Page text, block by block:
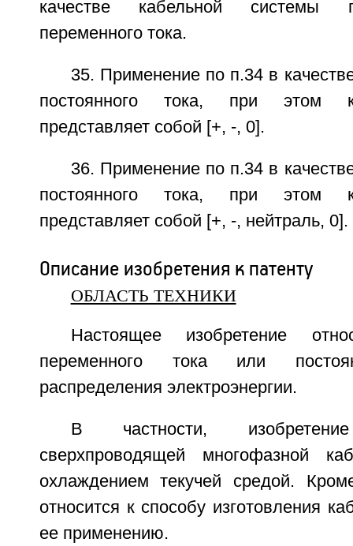
качестве кабельной системы
переменного тока.
35. Применение по п.34 в
постоянного тока, при этом
представляет собой [+, -, 0].
36. Применение по п.34 в
постоянного тока, при этом
представляет собой [+, -, нейтраль, 0].
Описание изобретения к патенту
ОБЛАСТЬ ТЕХНИКИ
Настоящее изобретение
переменного тока или
распределения электроэнергии.
В частности,
сверхпроводящей многофазной
охлаждением текучей средой.
относится к способу изготовления
ее применению.